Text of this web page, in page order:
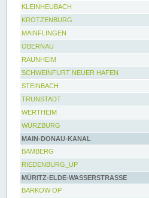
KLEINHEUBACH
KROTZENBURG
MAINFLINGEN
OBERNAU
RAUNHEIM
SCHWEINFURT NEUER HAFEN
STEINBACH
TRUNSTADT
WERTHEIM
WÜRZBURG
MAIN-DONAU-KANAL
BAMBERG
RIEDENBURG_UP
MÜRITZ-ELDE-WASSERSTRASSE
BARKOW OP